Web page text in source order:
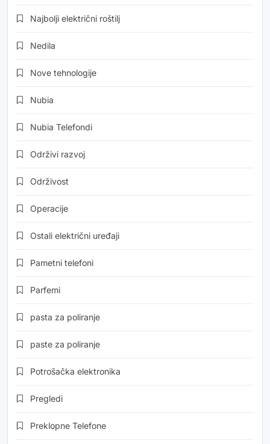
Najbolji električni roštilj
Nedila
Nove tehnologije
Nubia
Nubia Telefondi
Održivi razvoj
Održivost
Operacije
Ostali električni uređaji
Pametni telefoni
Parfemi
pasta za poliranje
paste za poliranje
Potrošačka elektronika
Pregledi
Preklopne Telefone